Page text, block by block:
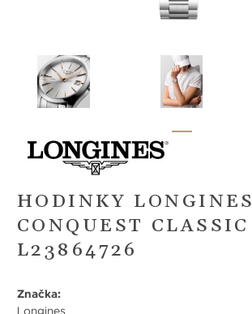
HODINKY LONGINES
CONQUEST CLASSIC
L23864726
Značka:
Longines